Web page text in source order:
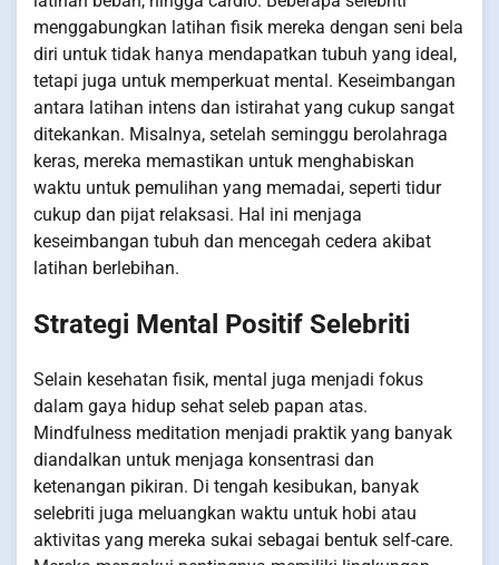
menggabungkan latihan fisik mereka dengan seni bela
diri untuk tidak hanya mendapatkan tubuh yang ideal,
tetapi juga untuk memperkuat mental. Keseimbangan
antara latihan intens dan istirahat yang cukup sangat
ditekankan. Misalnya, setelah seminggu berolahraga
keras, mereka memastikan untuk menghabiskan
waktu untuk pemulihan yang memadai, seperti tidur
cukup dan pijat relaksasi. Hal ini menjaga
keseimbangan tubuh dan mencegah cedera akibat
latihan berlebihan.
Strategi Mental Positif Selebriti
Selain kesehatan fisik, mental juga menjadi fokus
dalam gaya hidup sehat seleb papan atas.
Mindfulness meditation menjadi praktik yang banyak
diandalkan untuk menjaga konsentrasi dan
ketenangan pikiran. Di tengah kesibukan, banyak
selebriti juga meluangkan waktu untuk hobi atau
aktivitas yang mereka sukai sebagai bentuk self-care.